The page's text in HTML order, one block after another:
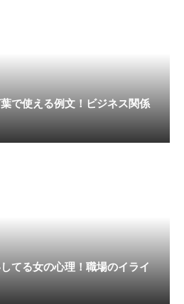
で使える例文！ビジネス関係
てる女の心理！職場のイライ